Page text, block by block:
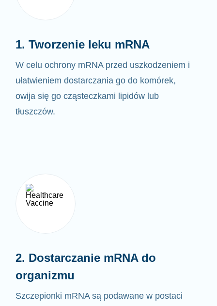
1. Tworzenie leku mRNA
W celu ochrony mRNA przed uszkodzeniem i
ułatwieniem dostarczania go do komórek,
owija się go cząsteczkami lipidów lub
tłuszczów.
2. Dostarczanie mRNA do
organizmu
Szczepionki mRNA są podawane w postaci